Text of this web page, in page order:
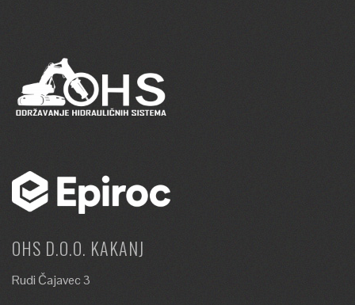
OHS D.O.O. KAKANJ
Rudi Čajavec 3